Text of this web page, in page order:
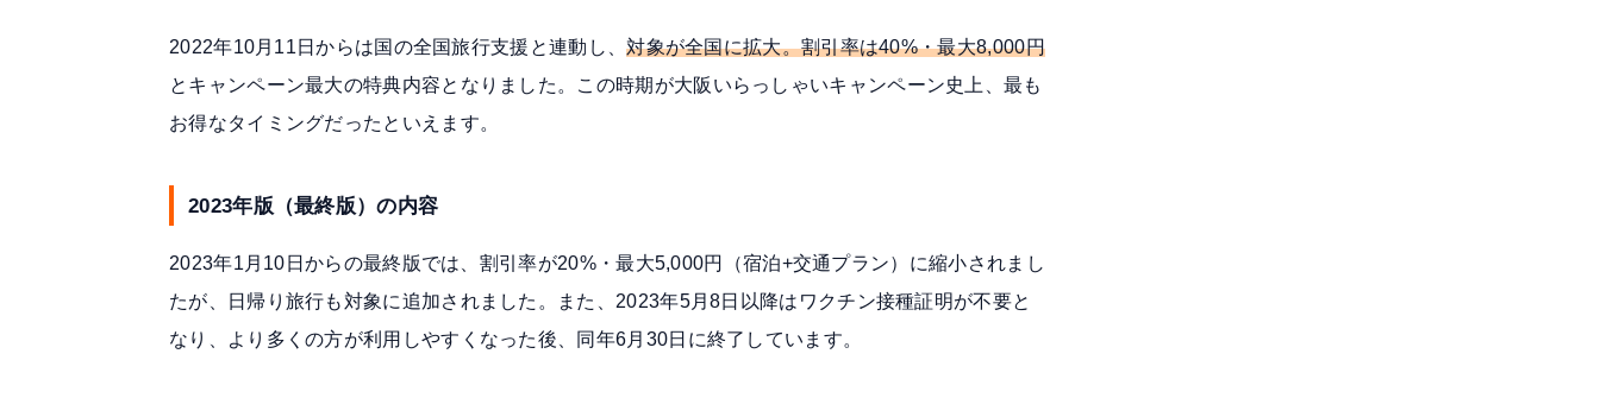
2022年10月11日からは国の全国旅行支援と連動し、対象が全国に拡大。割引率は40%・最大8,000円
とキャンペーン最大の特典内容となりました。この時期が大阪いらっしゃいキャンペーン史上、最も
お得なタイミングだったといえます。
2023年版（最終版）の内容
2023年1月10日からの最終版では、割引率が20%・最大5,000円（宿泊+交通プラン）に縮小されまし
たが、日帰り旅行も対象に追加されました。また、 2023年5月8日以降はワクチン接種証明が不要と
なり、より多くの方が利用しやすくなった後、同年6月30日に終了しています。